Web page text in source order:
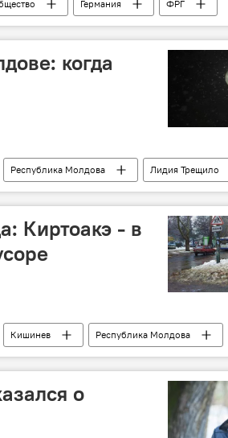
Германия
ФРГ
канцлер
шанс
когда
Республика Молдова
Лидия Трещило
мороз
Киртоакэ - в
Кишинев
Республика Молдова
либерал
о